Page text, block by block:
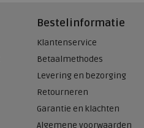
Bestelinformatie
Klantenservice
Betaalmethodes
Levering en bezorging
Retourneren
Garantie en klachten
Algemene voorwaarden